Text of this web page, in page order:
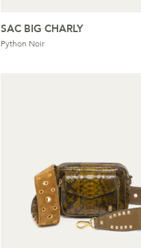
SAC BIG CHARLY
Python Noir